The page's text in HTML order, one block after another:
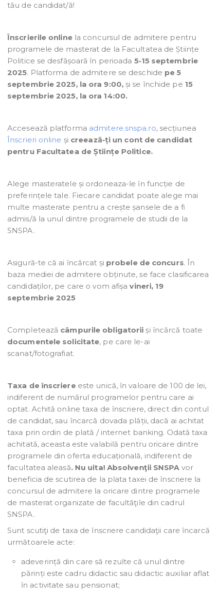
tău de candidat/ă!
Înscrierile onlinela concursul de admitere pentru
programele de masterat de la Facultatea de Științe
Politice se desfășoară în perioada 5-15 septembrie
2025. Platforma de admitere se deschide pe 5
septembrie 2025, la ora 9:00,și se închide pe 15
septembrie 2025, la ora 14:00.
Accesează platforma admitere.snspa.ro, secțiunea
Înscrieri online și creează-ți un cont de candidat
pentru Facultatea de Științe Politice.
Alege masteratele și ordoneaza-le în funcție de
preferințele tale. Fiecare candidat poate alege mai
multe masterate pentru a crește șansele de a fi
admis/ă la unul dintre programele de studii de la
SNSPA.
Asigură-te că ai încărcat și probele de concurs. În
baza mediei de admitere obținute, se face clasificarea
candidaților, pe care o vom afișavineri, 19
septembrie 2025
Completează câmpurile obligatorii și încărcă toate
documentele solicitate, pe care le-ai
scanat/fotografiat.
Taxa de înscriereeste unică, în valoare de 100 de lei,
indiferent de numărul programelor pentru care ai
optat. Achită online taxa de înscriere, direct din contul
de candidat, sau încarcă dovada plății, dacă ai achitat
taxa prin ordin de plată / internet banking. Odată taxa
achitată, aceasta este valabilă pentru oricare dintre
programele din oferta educațională, indiferent de
facultatea aleasă. Nu uita! Absolvenţii SNSPAvor
beneficia de scutirea de la plata taxei de înscriere la
concursul de admitere la oricare dintre programele
de masterat organizate de facultăţile din cadrul
SNSPA.
Sunt scutiţi de taxa de înscriere candidaţii care încarcă
următoarele acte:
adeverință din care să rezulte că unul dintre
părinți este cadru didactic sau didactic auxiliar aflat
în activitate sau pensionat;